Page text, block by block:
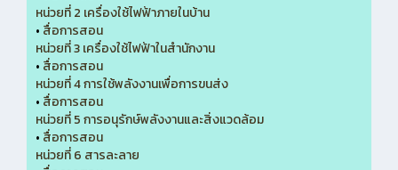
หน่วยที่ 2 เครื่องใช้ไฟฟ้าภายในบ้าน
• สื่อการสอน
หน่วยที่ 3 เครื่องใช้ไฟฟ้าในสำนักงาน
• สื่อการสอน
หน่วยที่ 4 การใช้พลังงานเพื่อการขนส่ง
• สื่อการสอน
หน่วยที่ 5 การอนุรักษ์พลังงานและสิ่งแวดล้อม
• สื่อการสอน
หน่วยที่ 6 สารละลาย